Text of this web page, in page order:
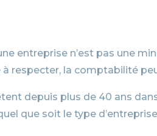
entreprise n’est pas une
à respecter, la comptabilité
depuis plus de 40 ans
que soit le type